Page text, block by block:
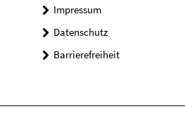
Impressum
Datenschutz
Barrierefreiheit